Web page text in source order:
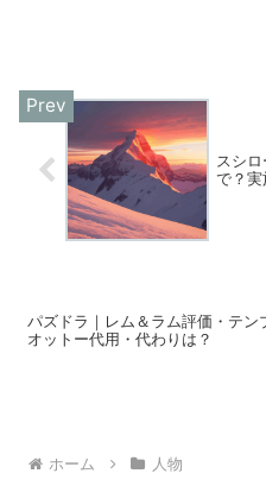
スシ
で？実
パズドラ｜レム＆ラム評価・テン
オットー代用・代わりは？
ホーム 人物